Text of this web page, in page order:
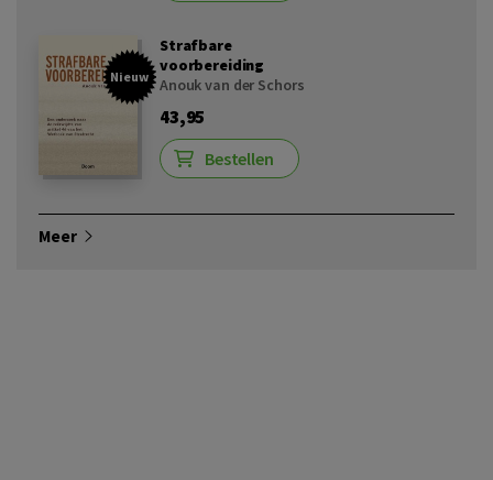
Nieuw
Strafbare
voorbereiding
Anouk van der Schors
43,95
Bestellen
Meer